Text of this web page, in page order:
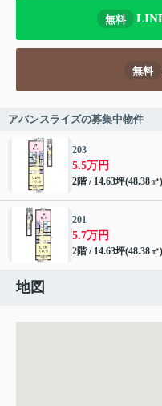
無料
無料
アバンスライズの募集中物件
203
5.5万円
2階 / 14.63坪(48.38㎡)
201
5.7万円
2階 / 14.63坪(48.38㎡)
地図